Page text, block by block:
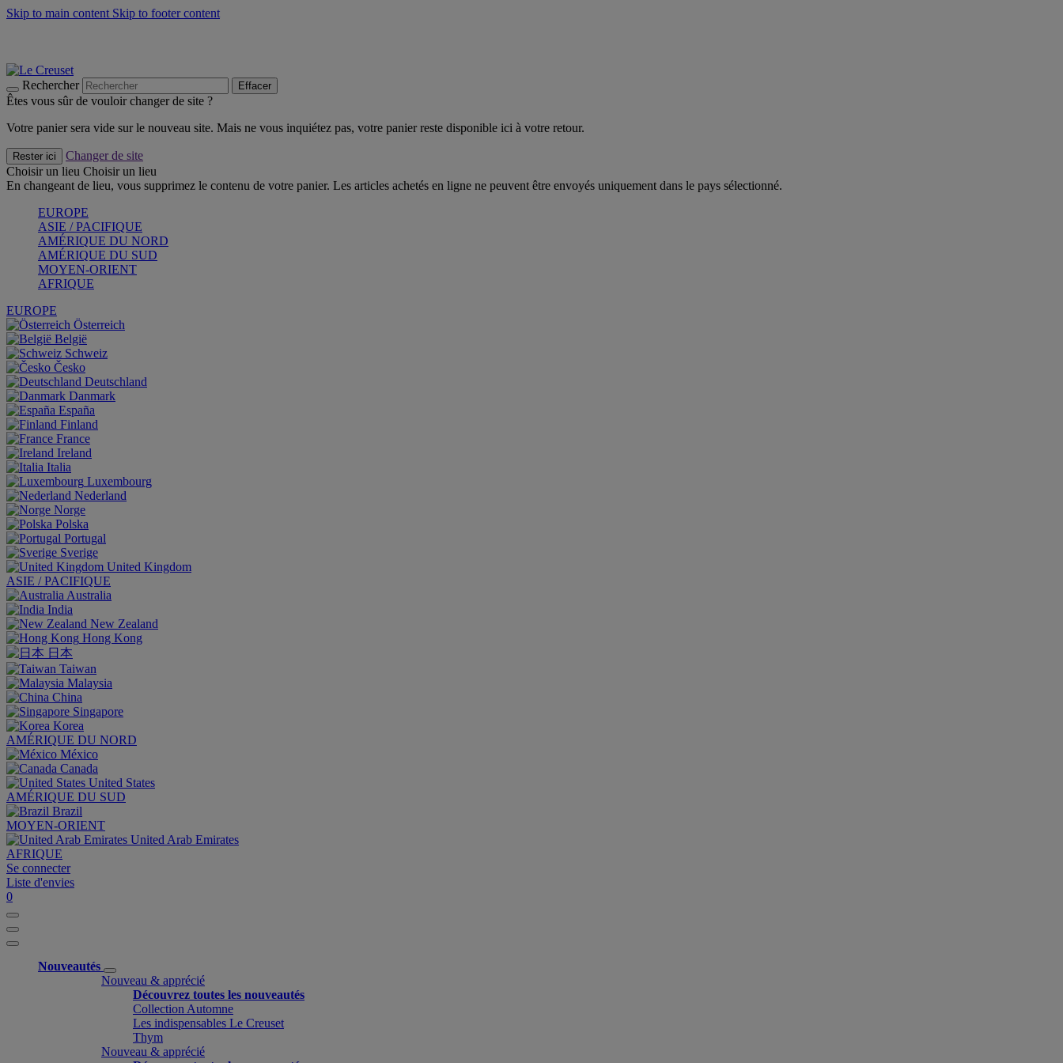
Skip to main content Skip to footer content
Rechercher Effacer
Êtes vous sûr de vouloir changer de site ?
Votre panier sera vide sur le nouveau site. Mais ne vous inquiétez pas, votre panier reste disponible ici à votre retour.
Rester ici
Changer de site
Choisir un lieu Choisir un lieu
En changeant de lieu, vous supprimez le contenu de votre panier. Les articles achetés en ligne ne peuvent être envoyés uniquement dans le pays sélectionné.
EUROPE
ASIE / PACIFIQUE
AMÉRIQUE DU NORD
AMÉRIQUE DU SUD
MOYEN-ORIENT
AFRIQUE
EUROPE
Österreich
België
Schweiz
Česko
Deutschland
Danmark
España
Finland
France
Ireland
Italia
Luxembourg
Nederland
Norge
Polska
Portugal
Sverige
United Kingdom
ASIE / PACIFIQUE
Australia
India
New Zealand
Hong Kong
日本
Taiwan
Malaysia
China
Singapore
Korea
AMÉRIQUE DU NORD
México
Canada
United States
AMÉRIQUE DU SUD
Brazil
MOYEN-ORIENT
United Arab Emirates
AFRIQUE
Se connecter
Liste d'envies
0
Nouveautés
Nouveau & apprécié
Découvrez toutes les nouveautés
Collection Automne
Les indispensables Le Creuset
Thym
Nouveau & apprécié